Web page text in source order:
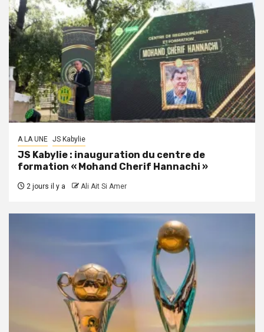
A LA UNE JS Kabylie
JS Kabylie : inauguration du centre de
formation « Mohand Cherif Hannachi »
2 jours il y a Ali Ait Si Amer